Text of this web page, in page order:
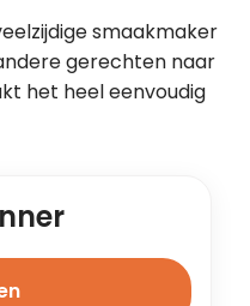
smaakmaker
gerechten naar
het heel eenvoudig